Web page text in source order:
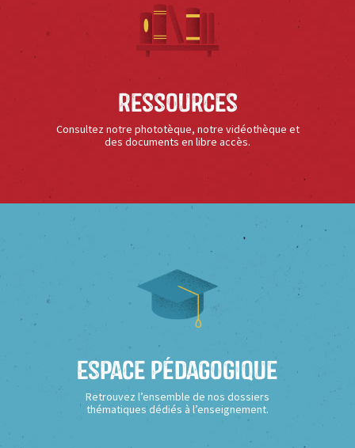
Ressources
Consultez notre phototèque, notre vidéothèque et
des documents en libre accès.
Espace Pédagogique
Retrouvez l’ensemble de nos dossiers
thématiques dédiés à l’enseignement.